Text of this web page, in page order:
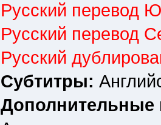
Русский перевод
Русский перевод
Русский
Субтитры:
Дополнительные